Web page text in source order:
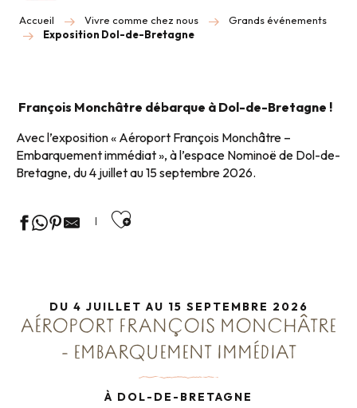
Accueil Vivre comme chez nous
Grands événements
Exposition Dol-de-Bretagne
François Monchâtre débarque à Dol-de-Bretagne !
Avec l’exposition « Aéroport François Monchâtre –
Embarquement immédiat », à l’espace Nominoë de Dol-de-
Bretagne, du 4 juillet au 15 septembre 2026.
Ajouter aux favoris
DU 4 JUILLET AU 15 SEPTEMBRE 2026
AÉROPORT FRANÇOIS MONCHÂTRE
- EMBARQUEMENT IMMÉDIAT
À DOL-DE-BRETAGNE